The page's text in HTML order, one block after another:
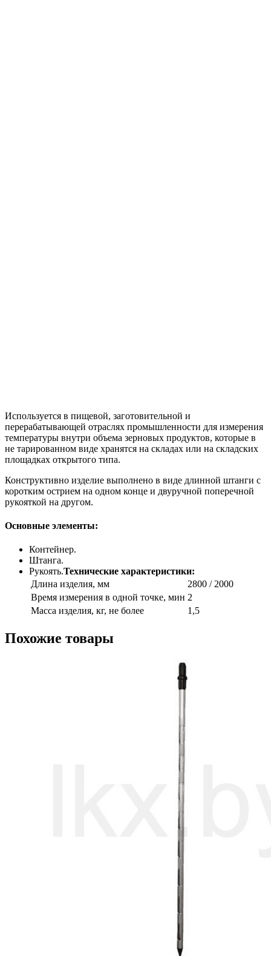
Используется в пищевой, заготовительной и
перерабатывающей отраслях промышленности для измерения
температуры внутри объема зерновых продуктов, которые в
не тарированном виде хранятся на складах или на складских
площадках открытого типа.
Конструктивно изделие выполнено в виде длинной штанги с
коротким острием на одном конце и двуручной поперечной
рукояткой на другом.
Основные элементы:
Контейнер.
Штанга.
Рукоять.Технические характеристики:
Длина изделия, мм
2800 / 2000
Время измерения в одной точке, мин 2
Масса изделия, кг, не более
1,5
Похожие товары